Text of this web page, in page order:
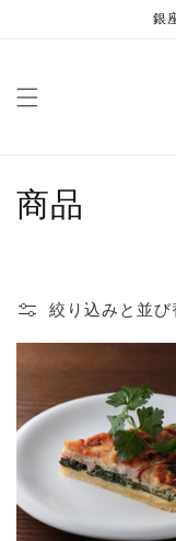
銀
コ
ョ
ン
商品
絞り込みと並び